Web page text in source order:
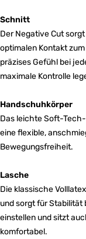
Schnitt
Der Negative Cut
optimalen Kontakt
präzises Gefühl bei
maximale Kontrolle
Handschuhkörper
Das leichte Soft-
eine flexible,
Bewegungsfreiheit.
Lasche
Die klassische
und sorgt für Stabilität
einstellen und sitzt
komfortabel.